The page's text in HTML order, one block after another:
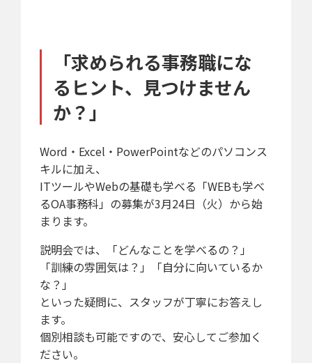
「求められる事務職にな
るヒント、見つけません
か？」
Word・Excel・PowerPointなどのパソコンス
キルに加え、
ITツールやWebの基礎も学べる「WEBも学べ
るOA事務科」の募集が3月24日（火）から始
まります。
説明会では、「どんなことを学べるの？」
「訓練の雰囲気は？」「自分に向いているか
な？」
といった疑問に、スタッフが丁寧にお答えし
ます。
個別相談も可能ですので、安心してご参加く
ださい。